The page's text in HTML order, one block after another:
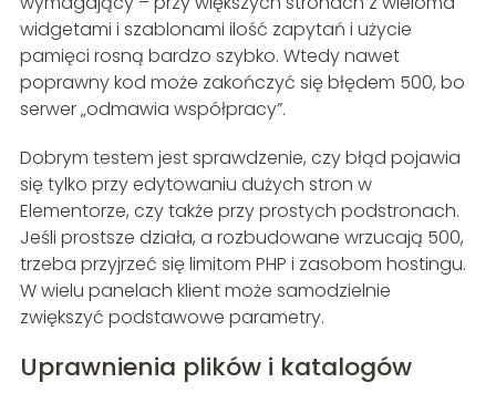
widgetami i szablonami ilość zapytań i użycie
pamięci rosną bardzo szybko. Wtedy nawet
poprawny kod może zakończyć się błędem 500, bo
serwer „odmawia współpracy”.
Dobrym testem jest sprawdzenie, czy błąd pojawia
się tylko przy edytowaniu dużych stron w
Elementorze, czy także przy prostych podstronach.
Jeśli prostsze działa, a rozbudowane wrzucają 500,
trzeba przyjrzeć się limitom PHP i zasobom hostingu.
W wielu panelach klient może samodzielnie
zwiększyć podstawowe parametry.
Uprawnienia plików i katalogów